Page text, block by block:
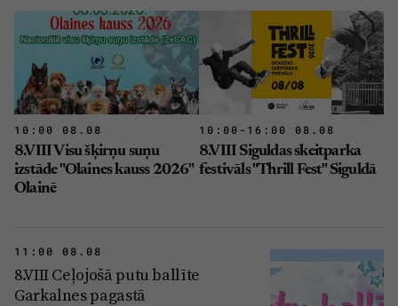
10:00 08.08
8.VIII Visu šķirņu suņu
izstāde "Olaines kauss 2026"
Olainē
10:00-16:00 08.08
8.VIII Siguldas skeitparka
festivāls "Thrill Fest" Siguldā
11:00 08.08
8.VIII Ceļojošā putu ballīte
Garkalnes pagastā